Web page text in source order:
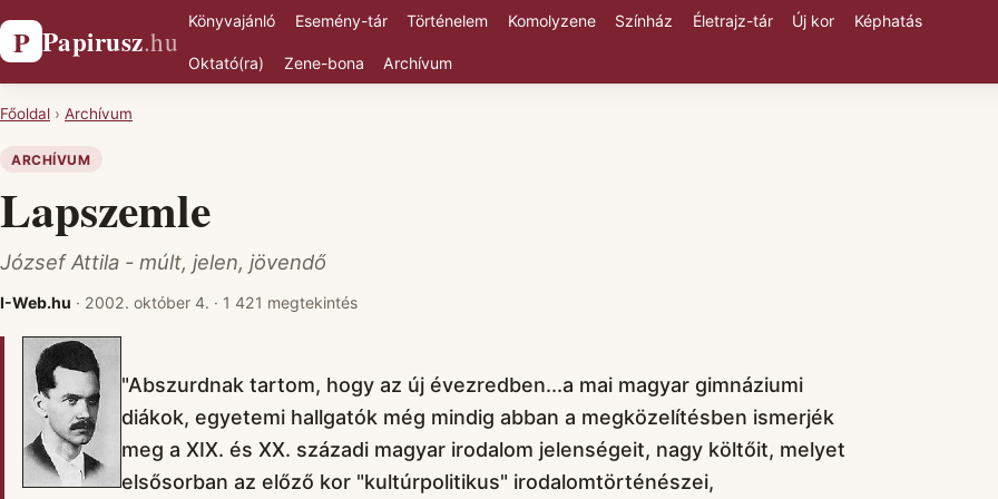
P Papirusz.hu
Könyvajánló Esemény-tár Történelem Komolyzene Színház Életrajz-tár Új kor Képhatás
Oktató(ra) Zene-bona Archívum
Főoldal › Archívum
ARCHÍVUM
Lapszemle
József Attila - múlt, jelen, jövendő
I-Web.hu · 2002. október 4. · 1 421 megtekintés
"Abszurdnak tartom, hogy az új évezredben...a mai magyar gimnáziumi
diákok, egyetemi hallgatók még mindig abban a megközelítésben ismerjék
meg a XIX. és XX. századi magyar irodalom jelenségeit, nagy költőit, melyet
elsősorban az előző kor "kultúrpolitikus" irodalomtörténészei,